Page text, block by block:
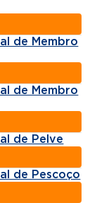
de Membro
de Membro
de Pelve
de Pescoço